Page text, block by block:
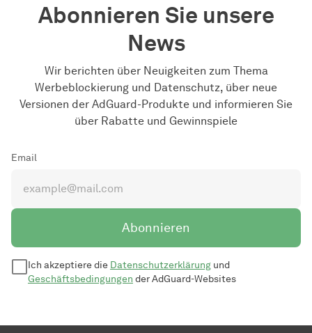
Abonnieren Sie unsere
News
Wir berichten über Neuigkeiten zum Thema
Werbeblockierung und Datenschutz, über neue
Versionen der AdGuard-Produkte und informieren Sie
über Rabatte und Gewinnspiele
Email
Abonnieren
Ich akzeptiere die Datenschutzerklärung und
Geschäftsbedingungen der AdGuard-Websites